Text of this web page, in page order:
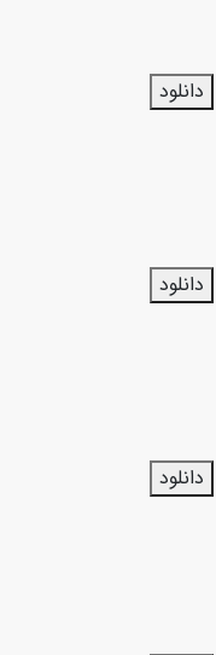
دانلود
دانلود
دانلود